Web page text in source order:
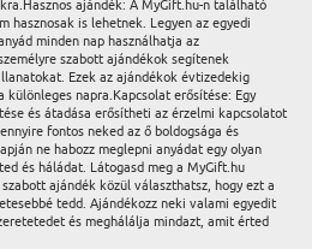
ajándék: A MyGift.hu-n található
hasznosak is lehetnek. Legyen az egyedi
minden nap használhatja az
szabott ajándékok segítenek
Ezek az ajándékok évtizedekig
napra.Kapcsolat erősítése: Egy
és átadása erősítheti az érzelmi kapcsolatot
fontos neked az ő boldogsága és
ne habozz meglepni anyádat egy olyan
és háládat. Látogasd meg a MyGift.hu
ajándék közül választhatsz, hogy ezt a
tedd. Ajándékozz neki valami egyedit
és meghálálja mindazt, amit érted